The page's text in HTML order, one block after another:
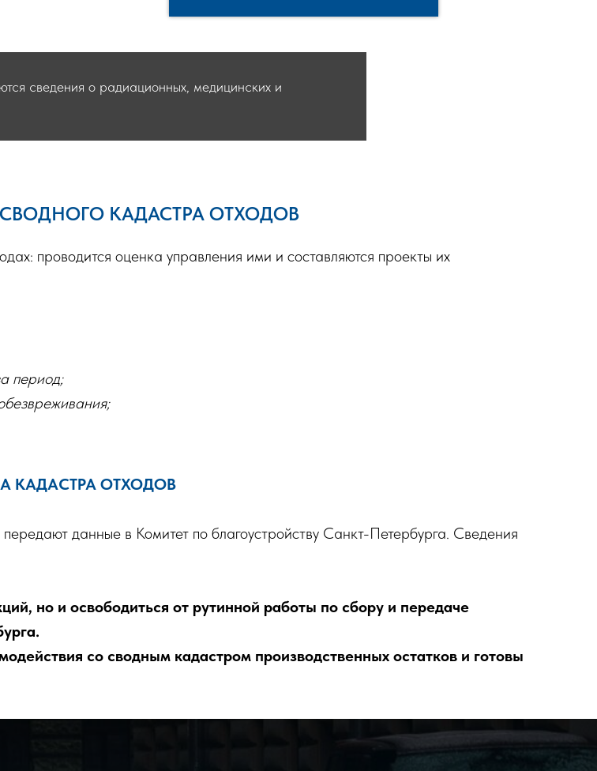
сведения о радиационных, медицинских и
КАДАСТРА ОТХОДОВ
проводится оценка управления ими и составляются проекты их
период;
КАДАСТРА ОТХОДОВ
данные в Комитет по благоустройству Санкт-Петербурга. Сведения
но и освободиться от рутинной работы по сбору и передаче
со сводным кадастром производственных остатков и готовы